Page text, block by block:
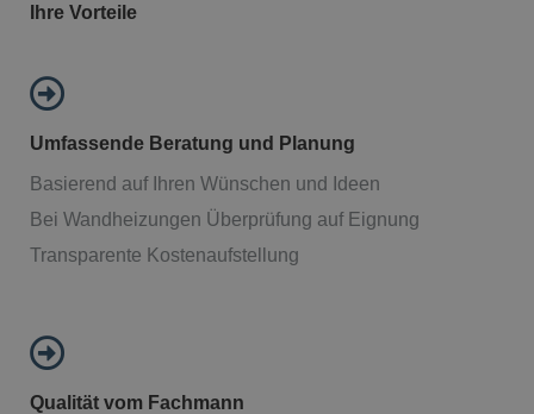
Ihre Vorteile
Umfassende Beratung und Planung
Basierend auf Ihren Wünschen und Ideen
Bei Wandheizungen Überprüfung auf Eignung
Transparente Kostenaufstellung
Qualität vom Fachmann